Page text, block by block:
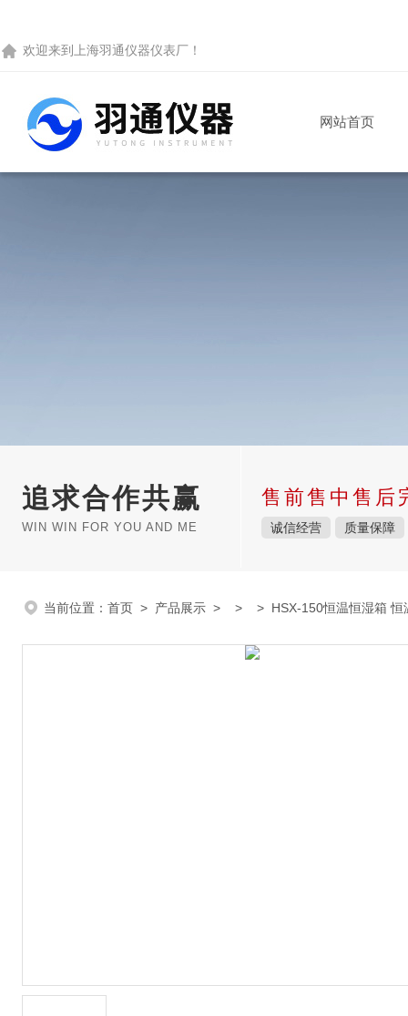
欢迎来到 上海羽通仪器仪表厂 ！
网站首页
追求合作共赢
WIN WIN FOR YOU AND ME
售前售中售后
诚信经营 质量保障
当前位置： 首页 > 产品展示 > > > HSX-150恒温恒湿箱 恒